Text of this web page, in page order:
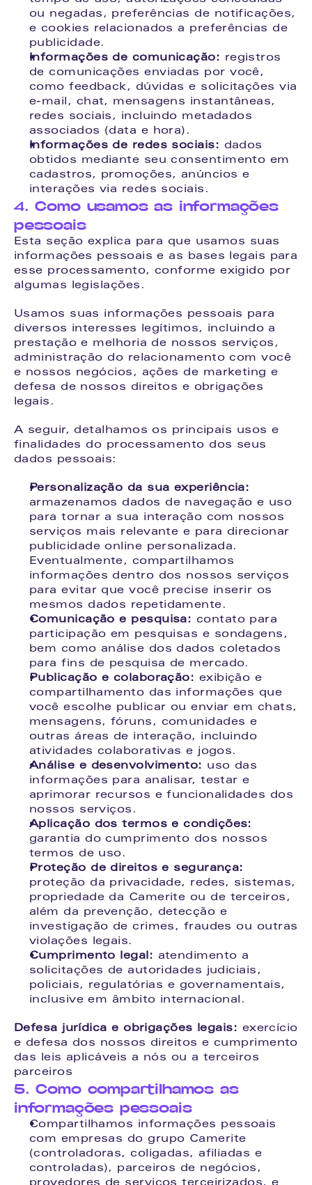
ou negadas, preferências de notificações,
e cookies relacionados a preferências de
publicidade.
Informações de comunicação: registros
de comunicações enviadas por você,
como feedback, dúvidas e solicitações via
e-mail, chat, mensagens instantâneas,
redes sociais, incluindo metadados
associados (data e hora).
Informações de redes sociais: dados
obtidos mediante seu consentimento em
cadastros, promoções, anúncios e
interações via redes sociais.
4. Como usamos as informações
pessoais
Esta seção explica para que usamos suas
informações pessoais e as bases legais para
esse processamento, conforme exigido por
algumas legislações.
Usamos suas informações pessoais para
diversos interesses legítimos, incluindo a
prestação e melhoria de nossos serviços,
administração do relacionamento com você
e nossos negócios, ações de marketing e
defesa de nossos direitos e obrigações
legais.
A seguir, detalhamos os principais usos e
finalidades do processamento dos seus
dados pessoais:
Personalização da sua experiência:
armazenamos dados de navegação e uso
para tornar a sua interação com nossos
serviços mais relevante e para direcionar
publicidade online personalizada.
Eventualmente, compartilhamos
informações dentro dos nossos serviços
para evitar que você precise inserir os
mesmos dados repetidamente.
Comunicação e pesquisa: contato para
participação em pesquisas e sondagens,
bem como análise dos dados coletados
para fins de pesquisa de mercado.
Publicação e colaboração: exibição e
compartilhamento das informações que
você escolhe publicar ou enviar em chats,
mensagens, fóruns, comunidades e
outras áreas de interação, incluindo
atividades colaborativas e jogos.
Análise e desenvolvimento: uso das
informações para analisar, testar e
aprimorar recursos e funcionalidades dos
nossos serviços.
Aplicação dos termos e condições:
garantia do cumprimento dos nossos
termos de uso.
Proteção de direitos e segurança:
proteção da privacidade, redes, sistemas,
propriedade da Camerite ou de terceiros,
além da prevenção, detecção e
investigação de crimes, fraudes ou outras
violações legais.
Cumprimento legal: atendimento a
solicitações de autoridades judiciais,
policiais, regulatórias e governamentais,
inclusive em âmbito internacional.
Defesa jurídica e obrigações legais: exercício
e defesa dos nossos direitos e cumprimento
das leis aplicáveis a nós ou a terceiros
parceiros
5. Como compartilhamos as
informações pessoais
Compartilhamos informações pessoais
com empresas do grupo Camerite
(controladoras, coligadas, afiliadas e
controladas), parceiros de negócios,